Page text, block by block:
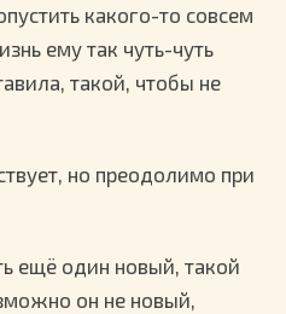
какого-то совсем
ему так чуть-чуть
такой, чтобы не
но преодолимо при
ещё один новый, такой
он не новый,